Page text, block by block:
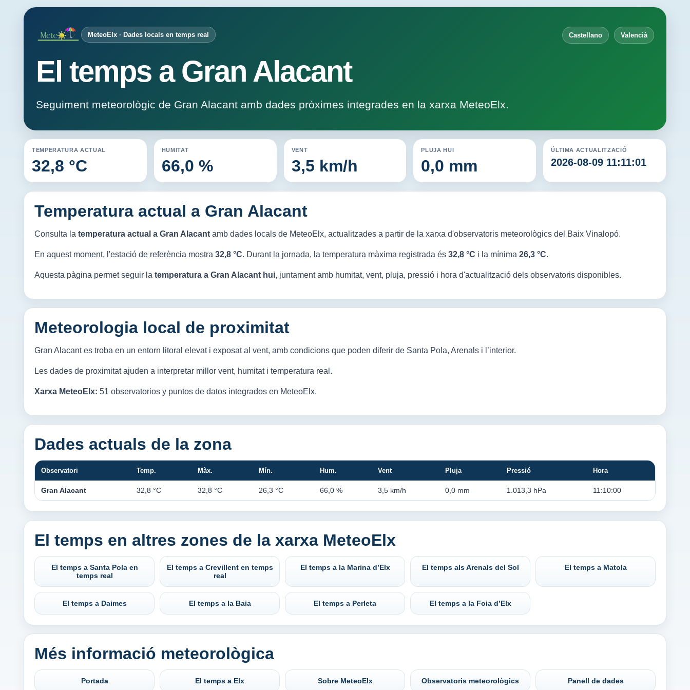
MeteoElx · Dades locals en temps real Castellano Valencià
El temps a Gran Alacant
Seguiment meteorològic de Gran Alacant amb dades pròximes integrades en la xarxa MeteoElx.
TEMPERATURA ACTUAL
32,8 °C
HUMITAT
66,0 %
VENT
3,5 km/h
PLUJA HUI
0,0 mm
ÚLTIMA ACTUALITZACIÓ
2026-08-09 11:11:01
Temperatura actual a Gran Alacant
Consulta la temperatura actual a Gran Alacant amb dades locals de MeteoElx, actualitzades a partir de la xarxa d'observatoris meteorològics del Baix Vinalopó.
En aquest moment, l'estació de referència mostra 32,8 °C. Durant la jornada, la temperatura màxima registrada és 32,8 °C i la mínima 26,3 °C.
Aquesta pàgina permet seguir la temperatura a Gran Alacant hui, juntament amb humitat, vent, pluja, pressió i hora d'actualització dels observatoris disponibles.
Meteorologia local de proximitat
Gran Alacant es troba en un entorn litoral elevat i exposat al vent, amb condicions que poden diferir de Santa Pola, Arenals i l’interior.
Les dades de proximitat ajuden a interpretar millor vent, humitat i temperatura real.
Xarxa MeteoElx: 51 observatorios y puntos de datos integrados en MeteoElx.
Dades actuals de la zona
Observatori Temp. Màx. Mín. Hum. Vent Pluja Pressió Hora
Gran Alacant 32,8 °C 32,8 °C 26,3 °C 66,0 % 3,5 km/h 0,0 mm 1.013,3 hPa 11:10:00
El temps en altres zones de la xarxa MeteoElx
El temps a Santa Pola en
temps real
El temps a Crevillent en temps
real
El temps a la Marina d’Elx El temps als Arenals del Sol El temps a Matola
El temps a Daimes El temps a la Baia El temps a Perleta El temps a la Foia d’Elx
Més informació meteorològica
Portada El temps a Elx Sobre MeteoElx Observatoris meteorològics Panell de dades